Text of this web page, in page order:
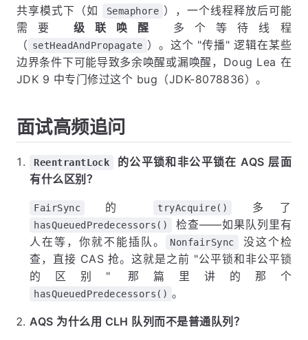
共享模式下（如 Semaphore ），一个线程释放后可能
需要 级联唤醒
多个等待线程
（ setHeadAndPropagate ）。这个 "传播" 逻辑在某些
边界条件下可能导致多余唤醒或漏唤醒，Doug Lea 在
JDK 9 中专门修过这个 bug（JDK-8078836）。
面试高频追问
ReentrantLock
的公平锁和非公平锁在 AQS 层面
有什么区别？
FairSync 的 tryAcquire() 多了
hasQueuedPredecessors()
检查——如果队列里有
人在等，你就不能插队。
NonfairSync
没这个检
查，直接 CAS 抢。这就是之前 "公平锁和非公平锁
的区别" 那篇里讲的那个
hasQueuedPredecessors() 。
AQS 为什么用 CLH 队列而不是普通队列？